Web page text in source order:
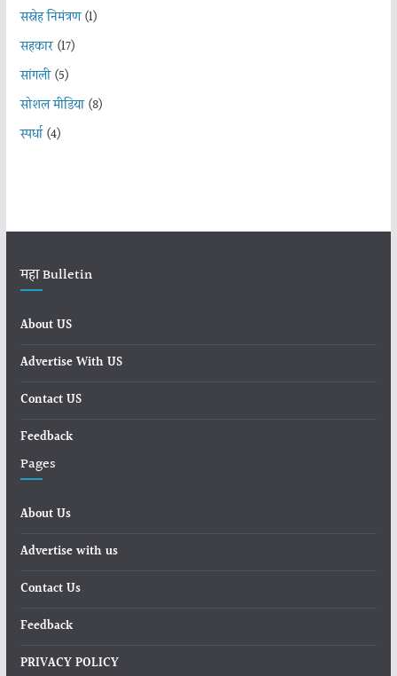
सस्नेह निमंत्रण(1)
सहकार(17)
सांगली(5)
सोशल मीडिया(8)
स्पर्धा(4)
महा Bulletin
About US
Advertise With US
Contact US
Feedback
Pages
About Us
Advertise with us
Contact Us
Feedback
PRIVACY POLICY